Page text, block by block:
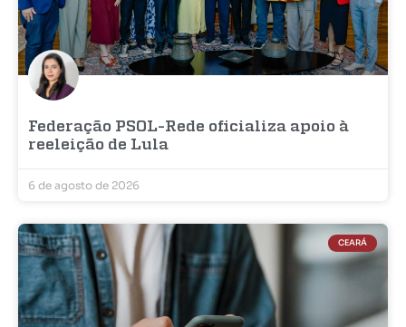
Federação PSOL-Rede oficializa apoio à
reeleição de Lula
6 de agosto de 2026
CEARÁ